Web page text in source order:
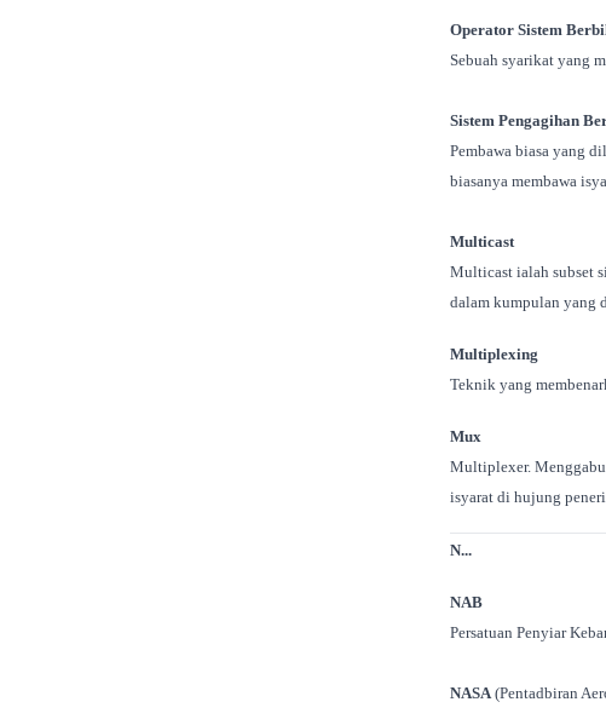
Operator Sistem
Sebuah syarikat yang
Sistem Pengagihan
Pembawa biasa yang
biasanya membawa
Multicast
Multicast ialah subset
dalam kumpulan yang
Multiplexing
Teknik yang
Mux
Multiplexer.
isyarat di hujung
N...
NAB
Persatuan Penyiar
NASA(Pentadbiran